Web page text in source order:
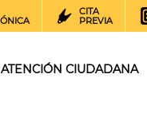
CITA
PREVIA
ATENCIÓN CIUDADANA